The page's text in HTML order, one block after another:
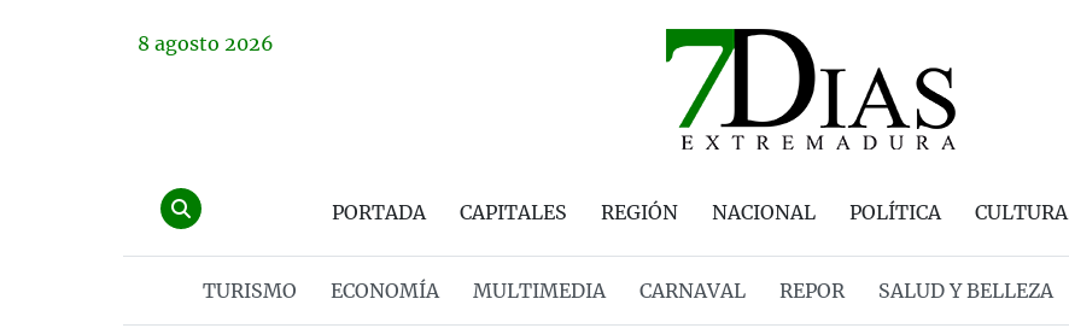
8 agosto 2026
PORTADA CAPITALES REGIÓN NACIONAL POLÍTICA CULTURA
TURISMO ECONOMÍA MULTIMEDIA CARNAVAL REPOR SALUD Y BELLEZA